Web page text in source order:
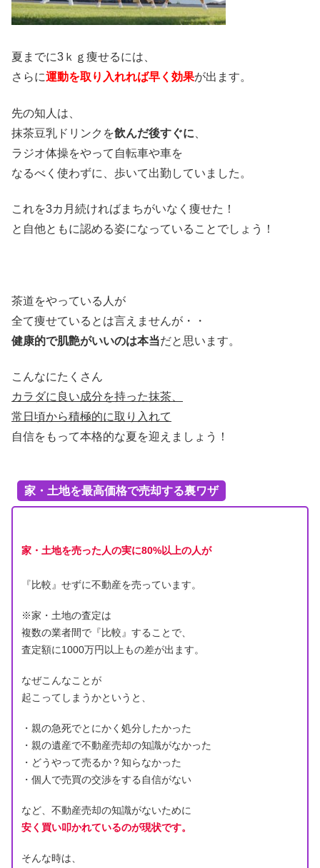
夏までに3ｋｇ痩せるには、
さらに運動を取り入れれば早く効果が出ます。
先の知人は、
抹茶豆乳ドリンクを飲んだ後すぐに
ラジオ体操をやって自転車や車を
なるべく使わずに、 歩いて出勤していました。
これを3カ月続ければまちがいなく痩せた！
と自他ともに認める姿になっていることでしょう！
茶道をやっている人が
全て痩せているとは言えませんが・・
健康的で肌艶がいいのは本当だと思います。
こんなにたくさん
カラダに良い成分を持った抹茶、
常日頃から積極的に取り入れて
自信をもって本格的な夏を迎えましょう！
家・土地を最高価格で売却する裏ワザ
家・土地を売った人の実に80%以上の人が
『比較』せずに不動産を売っています。
※家・土地の査定は
複数の業者間で『比較』することで、
査定額に1000万円以上もの差が出ます。
なぜこんなことが
起こってしまうかというと、
・親の急死でとにかく処分したかった
・親の遺産で不動産売却の知識がなかった
・どうやって売るか？知らなかった
・個人で売買の交渉をする自信がない
など、不動産売却の知識がないために
安く買い叩かれているのが現状です。
そんな時は、